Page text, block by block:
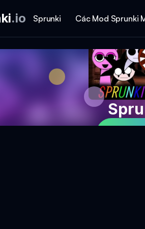
.io Sprunki Các Mod Sprunki